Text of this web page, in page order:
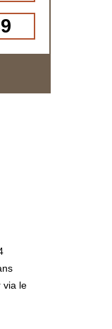
via le